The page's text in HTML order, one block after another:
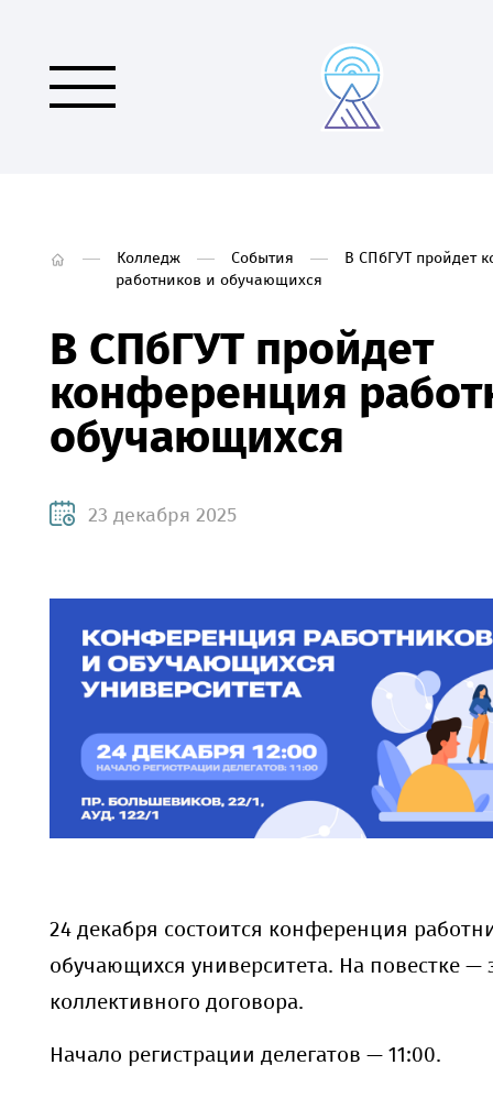
Колледж События
В СПбГУТ пройдет
работников и обучающихся
В СПбГУТ пройдет
конференция
обучающихся
23 декабря 2025
24 декабря состоится конференция
обучающихся университета. На повестке —
коллективного договора.
Начало регистрации делегатов — 11:00.